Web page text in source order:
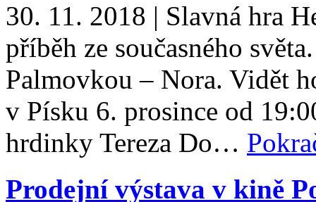
30. 11. 2018 | Slavná hra
příběh ze současného
Palmovkou – Nora. Vidět
v Písku 6. prosince od
hrdinky Tereza Do…
Prodejní výstava v kině